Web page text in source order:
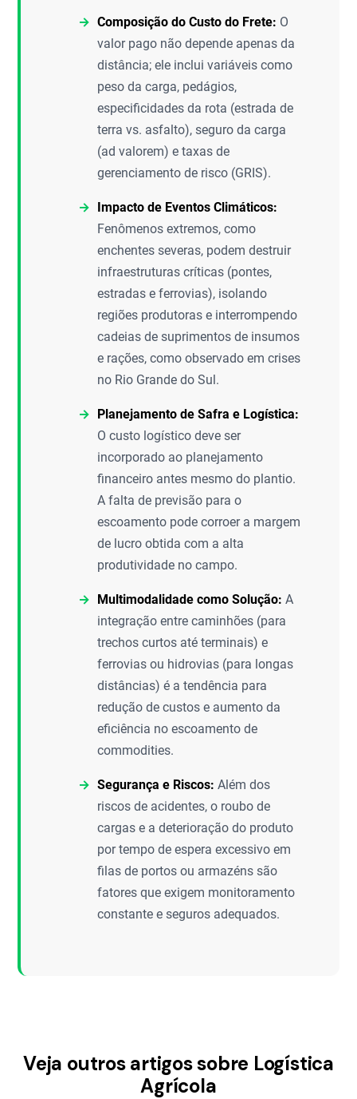
Composição do Custo do Frete: O
valor pago não depende apenas da
distância; ele inclui variáveis como
peso da carga, pedágios,
especificidades da rota (estrada de
terra vs. asfalto), seguro da carga
(ad valorem) e taxas de
gerenciamento de risco (GRIS).
Impacto de Eventos Climáticos:
Fenômenos extremos, como
enchentes severas, podem destruir
infraestruturas críticas (pontes,
estradas e ferrovias), isolando
regiões produtoras e interrompendo
cadeias de suprimentos de insumos
e rações, como observado em crises
no Rio Grande do Sul.
Planejamento de Safra e Logística:
O custo logístico deve ser
incorporado ao planejamento
financeiro antes mesmo do plantio.
A falta de previsão para o
escoamento pode corroer a margem
de lucro obtida com a alta
produtividade no campo.
Multimodalidade como Solução: A
integração entre caminhões (para
trechos curtos até terminais) e
ferrovias ou hidrovias (para longas
distâncias) é a tendência para
redução de custos e aumento da
eficiência no escoamento de
commodities.
Segurança e Riscos: Além dos
riscos de acidentes, o roubo de
cargas e a deterioração do produto
por tempo de espera excessivo em
filas de portos ou armazéns são
fatores que exigem monitoramento
constante e seguros adequados.
Veja outros artigos sobre Logística
Agrícola